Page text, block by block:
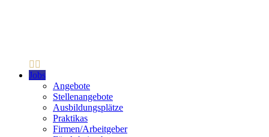
Jobs
Angebote
Stellenangebote
Ausbildungsplätze
Praktikas
Firmen/Arbeitgeber